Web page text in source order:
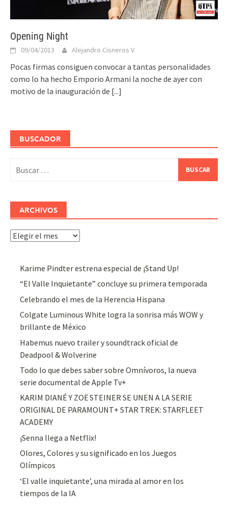
Opening Night
09/04/2013 Alejandro Cisneros V.
Pocas firmas consiguen convocar a tantas personalidades
como lo ha hecho Emporio Armani la noche de ayer con
motivo de la inauguración de [...]
BUSCADOR
ARCHIVOS
Archivos
Karime Pindter estrena especial de ¡Stand Up!
“El Valle Inquietante” concluye su primera temporada
Celebrando el mes de la Herencia Hispana
Colgate Luminous White logra la sonrisa más WOW y
brillante de México
Habemus nuevo trailer y soundtrack oficial de
Deadpool & Wolverine
Todo lo que debes saber sobre Omnívoros, la nueva
serie documental de Apple Tv+
KARIM DIANÉ Y ZOË STEINER SE UNEN A LA SERIE
ORIGINAL DE PARAMOUNT+ STAR TREK: STARFLEET
ACADEMY
¡Senna llega a Netflix!
Olores, Colores y su significado en los Juegos
Olímpicos
‘El valle inquietante’, una mirada al amor en los
tiempos de la IA